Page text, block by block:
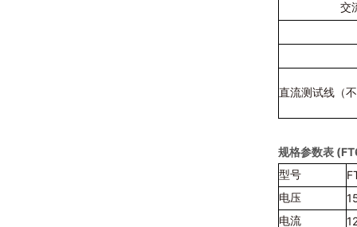
交
直流测试线（
规格参数表
型号
电压
电流